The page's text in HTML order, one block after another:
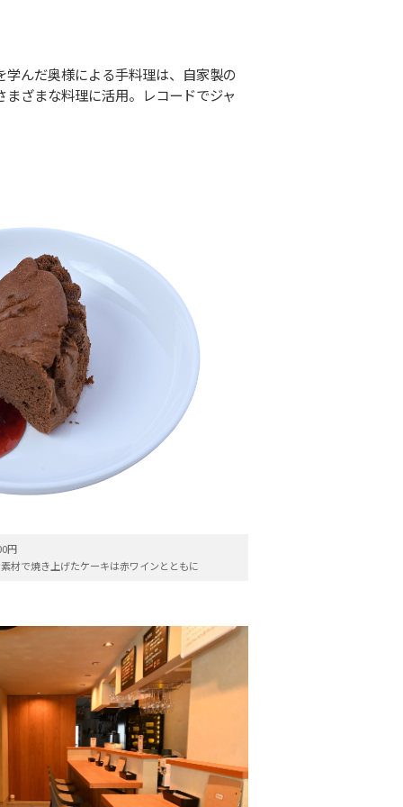
んだ奥様による手料理は、自家製の
ざまな料理に活用。レコードでジャ
円
材で焼き上げたケーキは赤ワインとともに